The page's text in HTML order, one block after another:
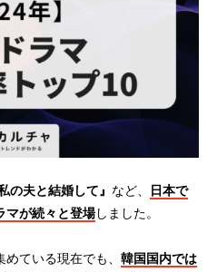
の夫と結婚して』 など、
日本で
マが続々と登場しました。
ている現在でも、 韓国国内では